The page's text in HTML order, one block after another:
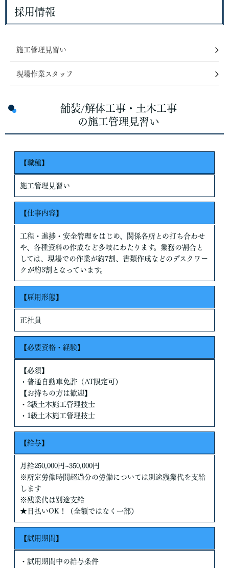
採用情報
施工管理見習い
現場作業スタッフ
舗装/解体工事・土木工事
の施工管理見習い
【職種】
施工管理見習い
【仕事内容】
工程・進捗・安全管理をはじめ、関係各所との打ち合わせ
や、各種資料の作成など多岐にわたります。業務の割合と
しては、現場での作業が約7割、書類作成などのデスクワー
クが約3割となっています。
【雇用形態】
正社員
【必要資格・経験】
【必須】
・普通自動車免許（AT限定可）
【お持ちの方は歓迎】
・2級土木施工管理技士
・1級土木施工管理技士
【給与】
月給250,000円~350,000円
※所定労働時間超過分の労働については別途残業代を支給
します
※残業代は別途支給
★日払いOK！（全額ではなく一部）
【試用期間】
・試用期間中の給与条件